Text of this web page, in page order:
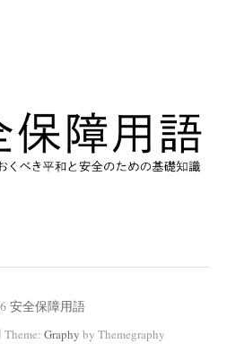
安全保障用語
| Theme: Graphy by Themegraphy